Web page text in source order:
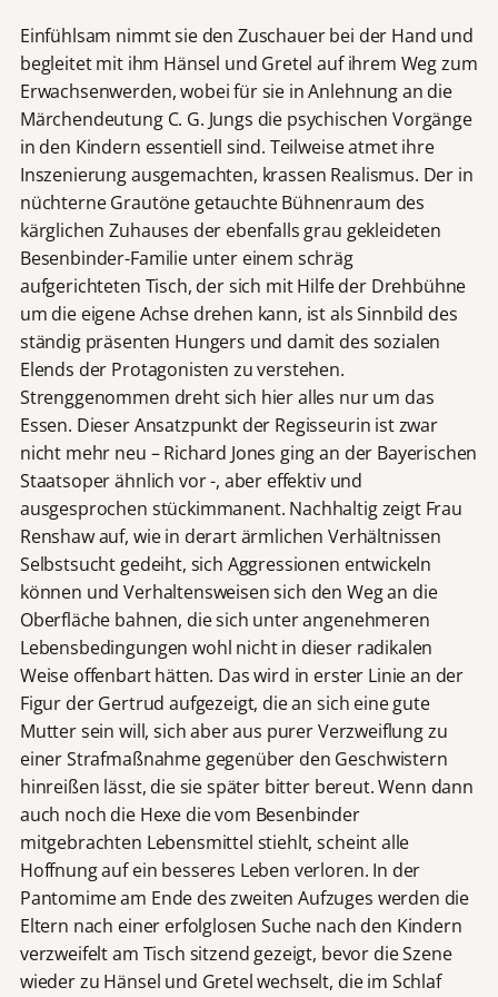
Einfühlsam nimmt sie den Zuschauer bei der Hand und
begleitet mit ihm Hänsel und Gretel auf ihrem Weg zum
Erwachsenwerden, wobei für sie in Anlehnung an die
Märchendeutung C. G. Jungs die psychischen Vorgänge
in den Kindern essentiell sind. Teilweise atmet ihre
Inszenierung ausgemachten, krassen Realismus. Der in
nüchterne Grautöne getauchte Bühnenraum des
kärglichen Zuhauses der ebenfalls grau gekleideten
Besenbinder-Familie unter einem schräg
aufgerichteten Tisch, der sich mit Hilfe der Drehbühne
um die eigene Achse drehen kann, ist als Sinnbild des
ständig präsenten Hungers und damit des sozialen
Elends der Protagonisten zu verstehen.
Strenggenommen dreht sich hier alles nur um das
Essen. Dieser Ansatzpunkt der Regisseurin ist zwar
nicht mehr neu – Richard Jones ging an der Bayerischen
Staatsoper ähnlich vor -, aber effektiv und
ausgesprochen stückimmanent. Nachhaltig zeigt Frau
Renshaw auf, wie in derart ärmlichen Verhältnissen
Selbstsucht gedeiht, sich Aggressionen entwickeln
können und Verhaltensweisen sich den Weg an die
Oberfläche bahnen, die sich unter angenehmeren
Lebensbedingungen wohl nicht in dieser radikalen
Weise offenbart hätten. Das wird in erster Linie an der
Figur der Gertrud aufgezeigt, die an sich eine gute
Mutter sein will, sich aber aus purer Verzweiflung zu
einer Strafmaßnahme gegenüber den Geschwistern
hinreißen lässt, die sie später bitter bereut. Wenn dann
auch noch die Hexe die vom Besenbinder
mitgebrachten Lebensmittel stiehlt, scheint alle
Hoffnung auf ein besseres Leben verloren. In der
Pantomime am Ende des zweiten Aufzuges werden die
Eltern nach einer erfolglosen Suche nach den Kindern
verzweifelt am Tisch sitzend gezeigt, bevor die Szene
wieder zu Hänsel und Gretel wechselt, die im Schlaf